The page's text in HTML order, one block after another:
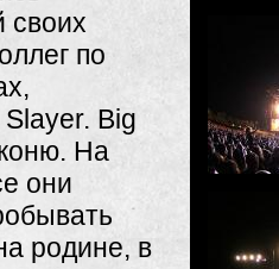
своих
по
Big
На
они
родине, в